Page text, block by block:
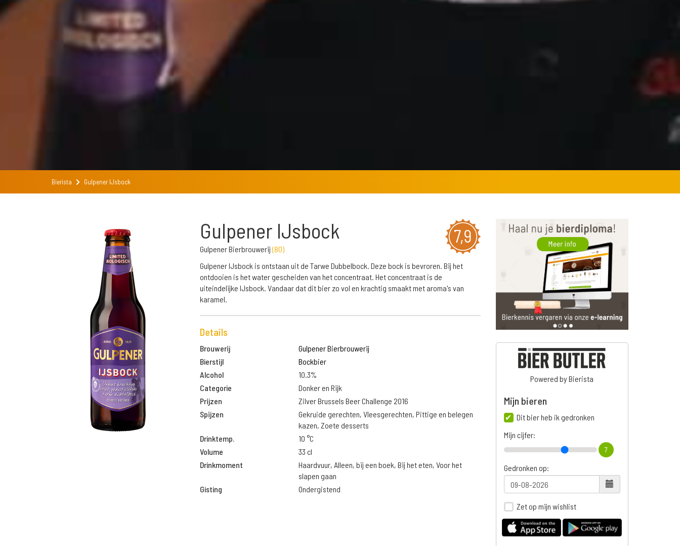
Bierista Gulpener IJsbock
7,9
Gulpener IJsbock
Gulpener Bierbrouwerij(80)
Gulpener IJsbock is ontstaan uit de Tarwe Dubbelbock. Deze bock is bevroren. Bij het
ontdooien is het water gescheiden van het concentraat. Het concentraat is de
uiteindelijke IJsbock. Vandaar dat dit bier zo vol en krachtig smaakt met aroma's van
karamel.
Details
Brouwerij
Gulpener Bierbrouwerij
Bierstijl
Bockbier
Alcohol
10.3%
Categorie
Donker en Rijk
Prijzen
Zilver Brussels Beer Challenge 2016
Spijzen
Gekruide gerechten, Vleesgerechten, Pittige en belegen
kazen, Zoete desserts
Drinktemp.
10 °C
Volume
33 cl
Drinkmoment
Haardvuur, Alleen, bij een boek, Bij het eten, Voor het
slapen gaan
Gisting
Ondergistend
Powered by Bierista
Mijn bieren
Dit bier heb ik gedronken
Mijn cijfer:
7
Gedronken op:
Zet op mijn wishlist